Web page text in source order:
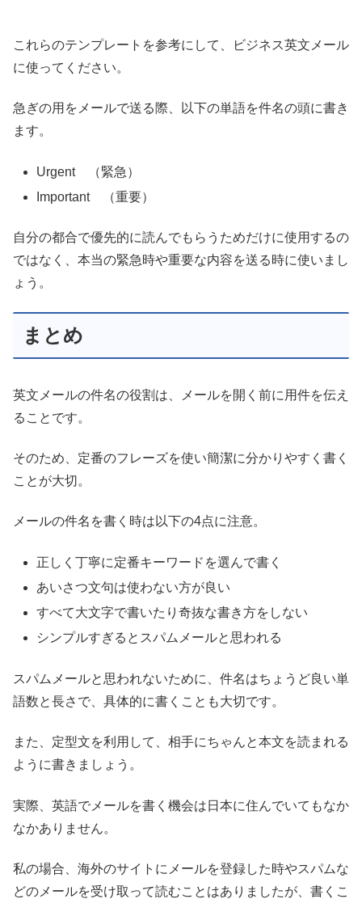
これらのテンプレートを参考にして、ビジネス英文メール
に使ってください。
急ぎの用をメールで送る際、以下の単語を件名の頭に書き
ます。
Urgent （緊急）
Important （重要）
自分の都合で優先的に読んでもらうためだけに使用するの
ではなく、本当の緊急時や重要な内容を送る時に使いまし
ょう。
まとめ
英文メールの件名の役割は、メールを開く前に用件を伝え
ることです。
そのため、定番のフレーズを使い簡潔に分かりやすく書く
ことが大切。
メールの件名を書く時は以下の4点に注意。
正しく丁寧に定番キーワードを選んで書く
あいさつ文句は使わない方が良い
すべて大文字で書いたり奇抜な書き方をしない
シンプルすぎるとスパムメールと思われる
スパムメールと思われないために、件名はちょうど良い単
語数と長さで、具体的に書くことも大切です。
また、定型文を利用して、相手にちゃんと本文を読まれる
ように書きましょう。
実際、英語でメールを書く機会は日本に住んでいてもなか
なかありません。
私の場合、海外のサイトにメールを登録した時やスパムな
どのメールを受け取って読むことはありましたが、書くこ